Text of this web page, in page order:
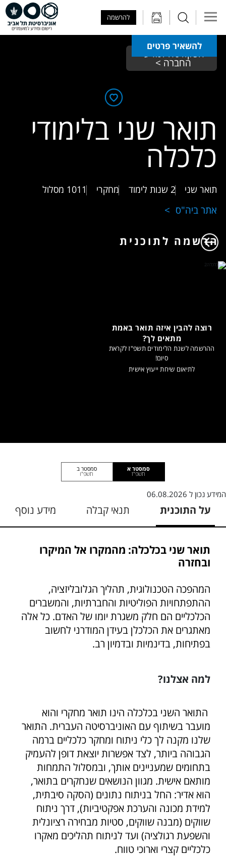
להרשמה
להשאיר פרטים
הפקולטה למדעי
החברה >
תואר שני בלימודי
כלכלה
תואר שני 2 שנות לימוד מחקרי 1011 מסלול
אתר ביה"ס
הרשמה לתוכנית
רוצה להבין איזה תואר באמת
מתאים לך?
ההרשמה לשנת הלימודים תשפ"ז לקראת
סיום!
לתיאום שיחת ייעוץ אישית
סמסטר א
תשפ"ז
סמסטר ב
תשפ"ו
המידע נכון ל 06.08.2026
על התוכנית תנאי קבלה מידע נוסף
תואר שני בכלכלה: מהמקרו אל המיקרו
ובחזרה
המהפכה הטכנולוגית, תהליך הגלובליזציה,
ההתפתחויות הפוליטיות והחברתיות, והמשברים
הכלכליים הם חלק משגרת יומו של האדם. כל אלה
מאתגרים את הכלכלן בעידן המודרני לחשוב
בפתיחות, בדינמיות ובדמיון רב.
למה אצלנו?
התואר השני בכלכלה הינו תואר מחקרי והוא
מועבר בשיתוף עם האוניברסיטה העברית. התואר
שלנו מקנה לך כלי ניתוח ומחקר כלכליים ברמה
הגבוהה ביותר, לצד אפשרות יוצאת דופן להעמיק
בתחומים שמעניינים אותך, ובמסלול התמחות
מותאם אישית. מגוון הנושאים שנחקרים בתואר,
הוא אדיר: החל בניתוח נתונים (הסקה סיבתית,
למידת מכונה והערכת אפקטיביות), דרך ניתוח
שווקים (מבנה שווקים, סטיות מבחירה רציונלית
והשפעת רגולציה) ועד לניתוח תהליכים מאקרו
כלכליים קצרי וארוכי טווח.